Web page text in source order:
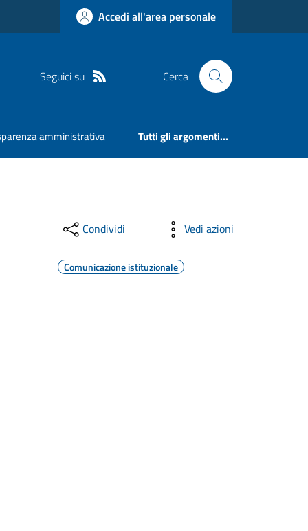
Accedi all'area personale
Seguici su Cerca
amministrativa Tutti gli argomenti...
Condividi Vedi azioni
Comunicazione istituzionale